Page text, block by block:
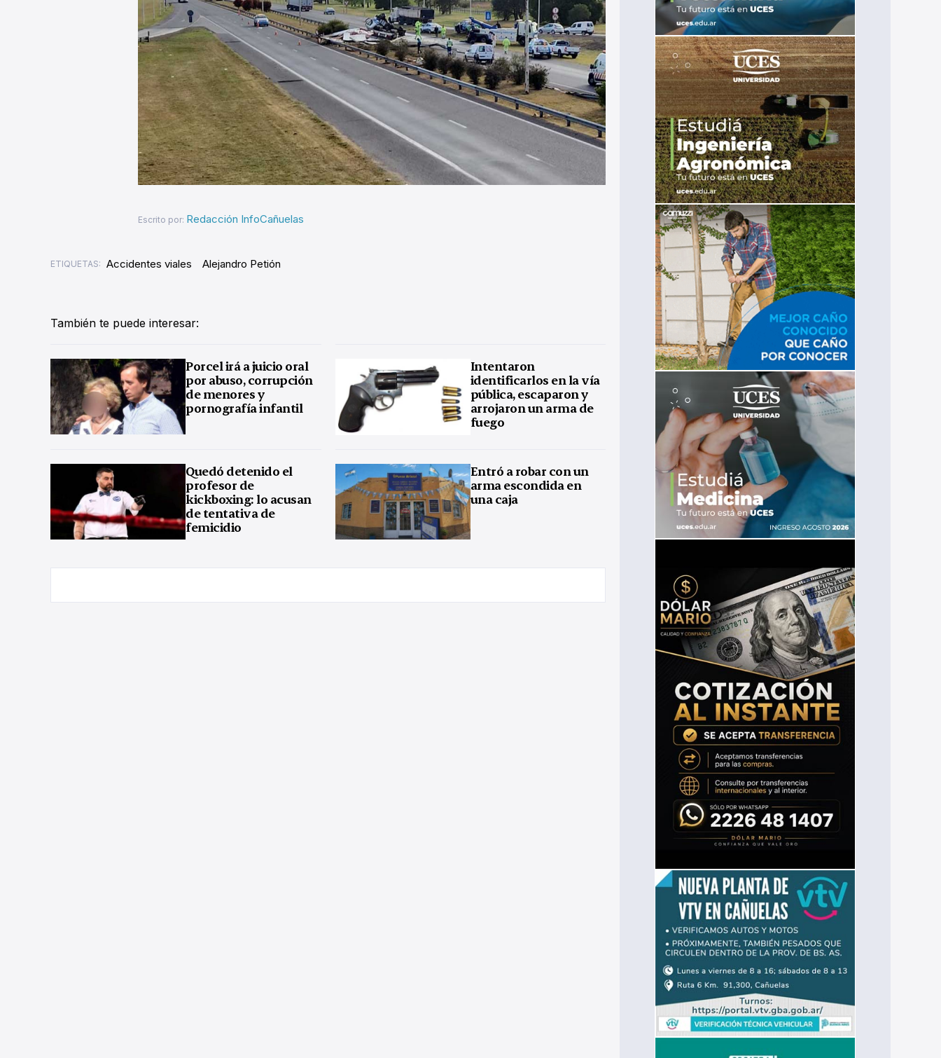
Escrito por: Redacción InfoCañuelas
ETIQUETAS: Accidentes viales Alejandro Petión
También te puede interesar:
Porcel irá a juicio oral
por abuso, corrupción
de menores y
pornografía infantil
Intentaron
identificarlos en la vía
pública, escaparon y
arrojaron un arma de
fuego
Quedó detenido el
profesor de
kickboxing: lo acusan
de tentativa de
femicidio
Entró a robar con un
arma escondida en
una caja